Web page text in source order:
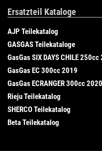
Ersatzteil Kataloge
AJP Teilekatalog
GASGAS Teilekataloge
GasGas SIX DAYS CHILE 250cc
GasGas EC 300cc 2019
GasGas ECRANGER 300cc 2020
Rieju Teilekatalog
SHERCO Teilekatalog
Beta Teilekatalog